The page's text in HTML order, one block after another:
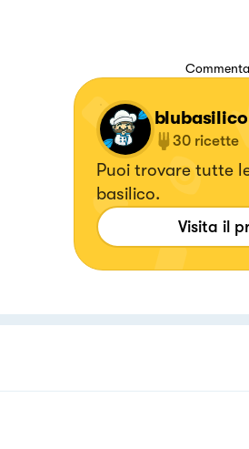
blubasilico
30 ricette
Puoi trovare tutte
basilico.
Visita il